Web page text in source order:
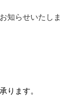
知らせいたしま
ります。